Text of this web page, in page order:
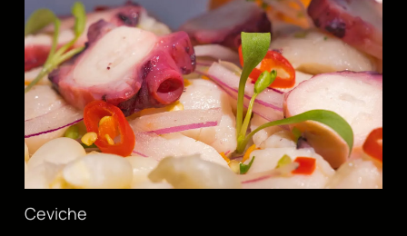
Ceviche